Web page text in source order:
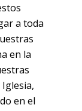
a toda
en la
en el